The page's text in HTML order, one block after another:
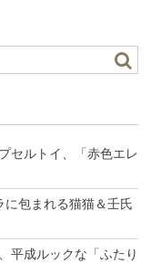
セルトイ、「赤色エレ
包まれる猫猫＆壬氏
平成ルックな「ふたり